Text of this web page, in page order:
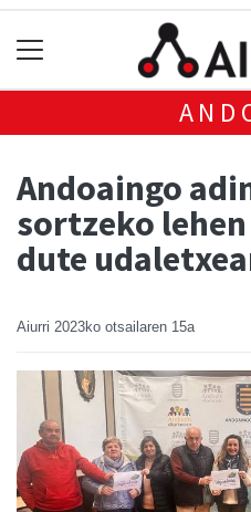
Andoaingo
sortzeko
dute
Aiurri 2023ko otsailaren 15a